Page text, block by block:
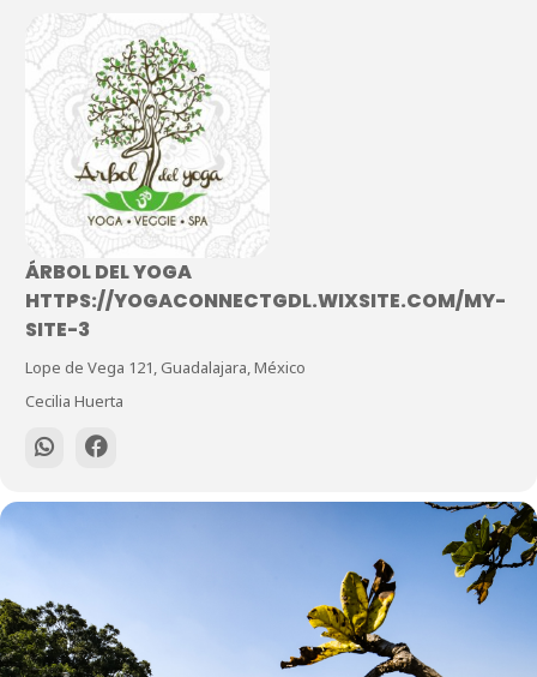
ÁRBOL DEL YOGA
HTTPS://YOGACONNECTGDL.WIXSITE.COM/MY-
SITE-3
Lope de Vega 121, Guadalajara, México
Cecilia Huerta